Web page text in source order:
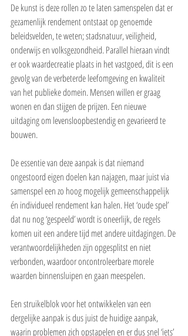
De kunst is deze rollen zo te laten samenspelen dat er
gezamenlijk rendement ontstaat op genoemde
beleidsvelden, te weten; stadsnatuur, veiligheid,
onderwijs en volksgezondheid. Parallel hieraan vindt
er ook waardecreatie plaats in het vastgoed, dit is een
gevolg van de verbeterde leefomgeving en kwaliteit
van het publieke domein. Mensen willen er graag
wonen en dan stijgen de prijzen. Een nieuwe
uitdaging om levensloopbestendig en gevarieerd te
bouwen.
De essentie van deze aanpak is dat niemand
ongestoord eigen doelen kan najagen, maar juist via
samenspel een zo hoog mogelijk gemeenschappelijk
én individueel rendement kan halen. Het ‘oude spel’
dat nu nog ‘gespeeld’ wordt is oneerlijk, de regels
komen uit een andere tijd met andere uitdagingen. De
verantwoordelijkheden zijn opgesplitst en niet
verbonden, waardoor oncontroleerbare morele
waarden binnensluipen en gaan meespelen.
Een struikelblok voor het ontwikkelen van een
dergelijke aanpak is dus juist de huidige aanpak,
waarin problemen zich opstapelen en er dus snel ‘iets’